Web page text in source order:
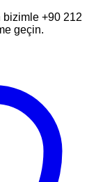
bizimle +90 212
geçin.